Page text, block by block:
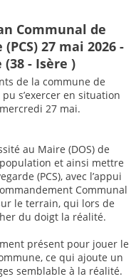
Communal de
27 mai 2026 -
- Isère )
de la commune de
s’exercer en situation
27 mai.
au Maire (DOS) de
et ainsi mettre
(PCS), avec l’appui
Communal
le terrain, qui lors de
du doigt la réalité.
présent pour jouer le
ce qui ajoute un
semblable à la réalité.